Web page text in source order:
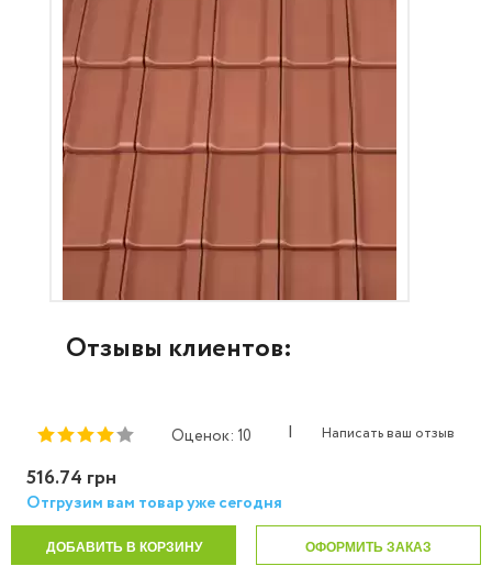
Отзывы клиентов:
Оценок: 10 | Написать ваш отзыв
516.74 грн
Отгрузим вам товар уже сегодня
ДОБАВИТЬ В КОРЗИНУ ОФОРМИТЬ ЗАКАЗ